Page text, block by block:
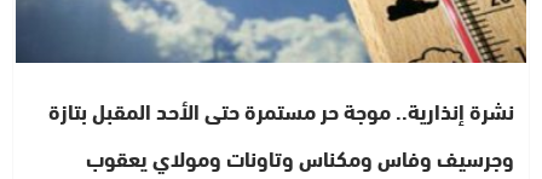
نشرة إنذارية.. موجة حر مستمرة حتى الأحد المقبل بتازة
وجرسيف وفاس ومكناس وتاونات ومولاي يعقوب